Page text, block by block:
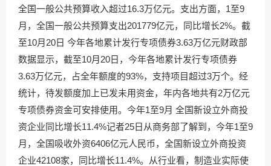
全国一般公共预算收入超过16.3万亿元。支出方面，1至9
月，全国一般公共预算支出201779亿元，同比增长2%。截
至10月20日 今年各地累计发行专项债券3.63万亿元财政部
数据显示，截至10月20日，今年各地累计发行专项债券
3.63万亿元，占全年额度的93%，支持项目超过3万个。经
统计，待发额度加上已发未用资金，年内各地共有2万亿元
专项债券资金可安排使用。今年1至9月 全国新设立外商投
资企业同比增长11.4%记者25日从商务部了解到，今年1至9
月，全国吸收外资6406亿元人民币，全国新设立外商投资
企业42108家，同比增长11.4%。从行业看，制造业实际使